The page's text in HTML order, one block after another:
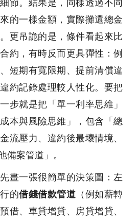
節。結果是，同樣透過不同
的一樣金額，實際攤還總金
更吊詭的是，條件看起來比
約，有時反而更具彈性：例
短期有寬限期、提前清償違
約記錄處理較人性化。要把
步就是把「單一利率思維」
本與風險思維」，包含「總
流壓力、違約後最壞情境、
備案管道」。
畫一張很簡單的決策圖：左
的借錢借款管道 （例如薪轉
借、車貸增貸、房貸增貸、